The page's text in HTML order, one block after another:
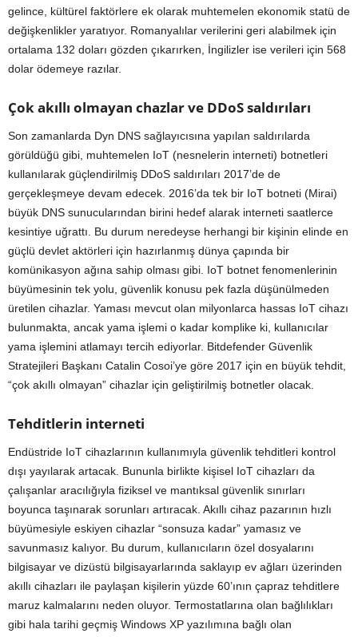
gelince, kültürel faktörlere ek olarak muhtemelen ekonomik statü de
değişkenlikler yaratıyor. Romanyalılar verilerini geri alabilmek için
ortalama 132 doları gözden çıkarırken, İngilizler ise verileri için 568
dolar ödemeye razılar.
Çok akıllı olmayan chazlar ve DDoS saldırıları
Son zamanlarda Dyn DNS sağlayıcısına yapılan saldırılarda
görüldüğü gibi, muhtemelen IoT (nesnelerin interneti) botnetleri
kullanılarak güçlendirilmiş DDoS saldırıları 2017’de de
gerçekleşmeye devam edecek. 2016’da tek bir IoT botneti (Mirai)
büyük DNS sunucularından birini hedef alarak interneti saatlerce
kesintiye uğrattı. Bu durum neredeyse herhangi bir kişinin elinde en
güçlü devlet aktörleri için hazırlanmış dünya çapında bir
komünikasyon ağına sahip olması gibi. IoT botnet fenomenlerinin
büyümesinin tek yolu, güvenlik konusu pek fazla düşünülmeden
üretilen cihazlar. Yaması mevcut olan milyonlarca hassas IoT cihazı
bulunmakta, ancak yama işlemi o kadar komplike ki, kullanıcılar
yama işlemini atlamayı tercih ediyorlar. Bitdefender Güvenlik
Stratejileri Başkanı Catalin Cosoi’ye göre 2017 için en büyük tehdit,
“çok akıllı olmayan” cihazlar için geliştirilmiş botnetler olacak.
Tehditlerin interneti
Endüstride IoT cihazlarının kullanımıyla güvenlik tehditleri kontrol
dışı yayılarak artacak. Bununla birlikte kişisel IoT cihazları da
çalışanlar aracılığıyla fiziksel ve mantıksal güvenlik sınırları
boyunca taşınarak sorunları artıracak. Akıllı cihaz pazarının hızlı
büyümesiyle eskiyen cihazlar “sonsuza kadar” yamasız ve
savunmasız kalıyor. Bu durum, kullanıcıların özel dosyalarını
bilgisayar ve dizüstü bilgisayarlarında saklayıp ev ağları üzerinden
akıllı cihazları ile paylaşan kişilerin yüzde 60’ının çapraz tehditlere
maruz kalmalarını neden oluyor. Termostatlarına olan bağlılıkları
gibi hala tarihi geçmiş Windows XP yazılımına bağlı olan